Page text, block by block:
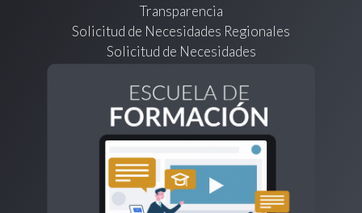
Transparencia
Solicitud de Necesidades Regionales
Solicitud de Necesidades